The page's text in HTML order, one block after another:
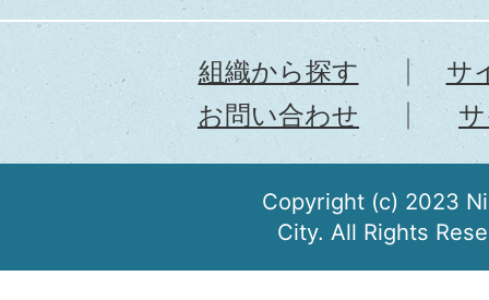
組織から探す
サ
お問い合わせ
Copyright (c) 2023
City. All Rights